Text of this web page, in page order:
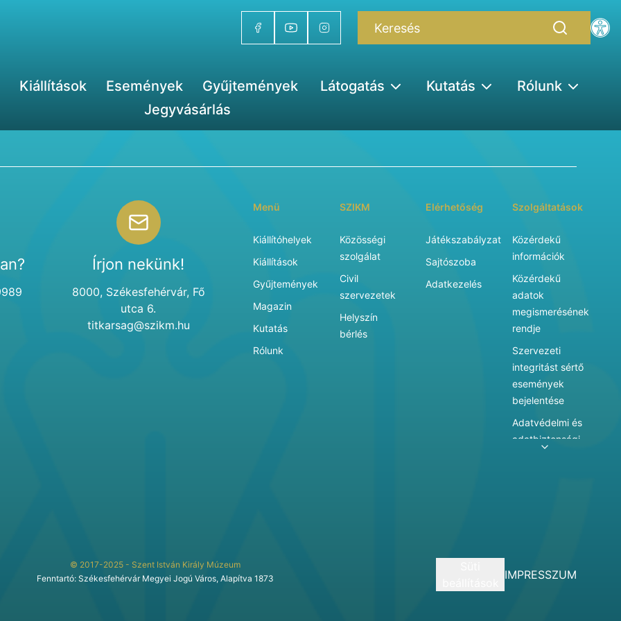
Kiállítások Események Gyűjtemények Látogatás Kutatás
Rólunk
Jegyvásárlás
Írjon nekünk!
8000, Székesfehérvár, Fő
utca 6.
titkarsag@szikm.hu
Menü
Kiállítóhelyek
Kiállítások
Gyűjtemények
Magazin
Kutatás
Rólunk
SZIKM
Közösségi
szolgálat
Civil
szervezetek
Helyszín
bérlés
Elérhetőség
Játékszabályzat
Sajtószoba
Adatkezelés
Szolgáltatások
Közérdekű
információk
Közérdekű
adatok
megismerésének
rendje
Szervezeti
integritást sértő
események
bejelentése
Adatvédelmi és
adatbiztonsági
szolgáltatásai
© 2017-2025 - Szent István Király Múzeum
Fenntartó: Székesfehérvár Megyei Jogú Város, Alapítva 1873
IMPRESSZUM